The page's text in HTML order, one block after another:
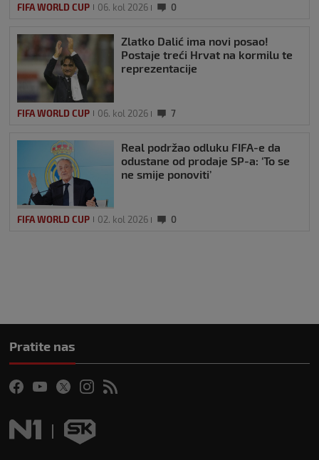
FIFA WORLD CUP 06. kol 2026 0
Zlatko Dalić ima novi posao!
Postaje treći Hrvat na kormilu te
reprezentacije
FIFA WORLD CUP 06. kol 2026 7
Real podržao odluku FIFA-e da
odustane od prodaje SP-a: ‘To se
ne smije ponoviti’
FIFA WORLD CUP 02. kol 2026 0
Pratite nas